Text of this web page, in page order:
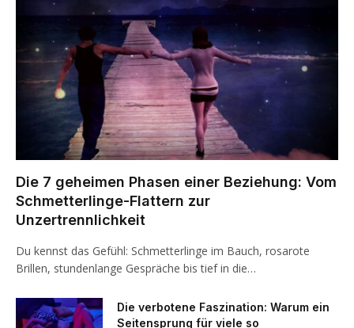
Die 7 geheimen Phasen einer Beziehung: Vom
Schmetterlinge-Flattern zur
Unzertrennlichkeit
Du kennst das Gefühl: Schmetterlinge im Bauch, rosarote
Brillen, stundenlange Gespräche bis tief in die…
Die verbotene Faszination: Warum ein
Seitensprung für viele so